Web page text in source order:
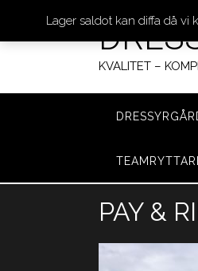
Hoppa
KVALITET –
PAY &
Lager saldot kan diffa då vi